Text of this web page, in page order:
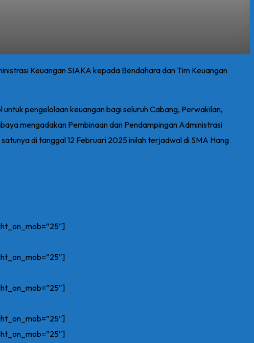
Keuangan SIAKA kepada Bendahara dan Tim Keuangan
pengelolaan keuangan bagi seluruh Cabang, Perwakilan,
mengadakan Pembinaan dan Pendampingan Administrasi
di tanggal 12 Februari 2025 inilah terjadwal di SMA Hang